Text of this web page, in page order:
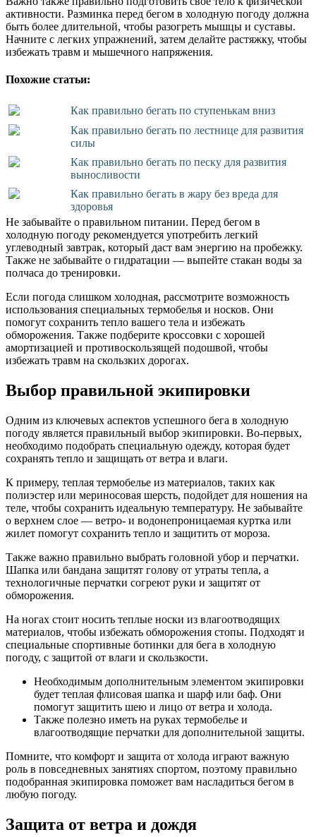
активности. Разминка перед бегом в холодную погоду должна
быть более длительной, чтобы разогреть мышцы и суставы.
Начните с легких упражнений, затем делайте растяжку, чтобы
избежать травм и мышечного напряжения.
Похожие статьи:
Как правильно бегать по ступенькам вниз
Как правильно бегать по лестнице для развития
силы
Как правильно бегать по песку для развития
выносливости
Как правильно бегать в жару без вреда для
здоровья
Не забывайте о правильном питании. Перед бегом в
холодную погоду рекомендуется употребить легкий
углеводный завтрак, который даст вам энергию на пробежку.
Также не забывайте о гидратации — выпейте стакан воды за
полчаса до тренировки.
Если погода слишком холодная, рассмотрите возможность
использования специальных термобелья и носков. Они
помогут сохранить тепло вашего тела и избежать
обморожения. Также подберите кроссовки с хорошей
амортизацией и противоскользящей подошвой, чтобы
избежать травм на скользких дорогах.
Выбор правильной экипировки
Одним из ключевых аспектов успешного бега в холодную
погоду является правильный выбор экипировки. Во-первых,
необходимо подобрать специальную одежду, которая будет
сохранять тепло и защищать от ветра и влаги.
К примеру, теплая термобелье из материалов, таких как
полиэстер или мериносовая шерсть, подойдет для ношения на
теле, чтобы сохранить идеальную температуру. Не забывайте
о верхнем слое — ветро- и водонепроницаемая куртка или
жилет помогут сохранить тепло и защитить от мороза.
Также важно правильно выбрать головной убор и перчатки.
Шапка или бандана защитят голову от утраты тепла, а
технологичные перчатки согреют руки и защитят от
обморожения.
На ногах стоит носить теплые носки из влагоотводящих
материалов, чтобы избежать обморожения стопы. Подходят и
специальные спортивные ботинки для бега в холодную
погоду, с защитой от влаги и скользкости.
Необходимым дополнительным элементом экипировки
будет теплая флисовая шапка и шарф или баф. Они
помогут защитить шею и лицо от ветра и холода.
Также полезно иметь на руках термобелье и
влагоотводящие перчатки для дополнительной защиты.
Помните, что комфорт и защита от холода играют важную
роль в повседневных занятиях спортом, поэтому правильно
подобранная экипировка поможет вам насладиться бегом в
любую погоду.
Защита от ветра и дождя